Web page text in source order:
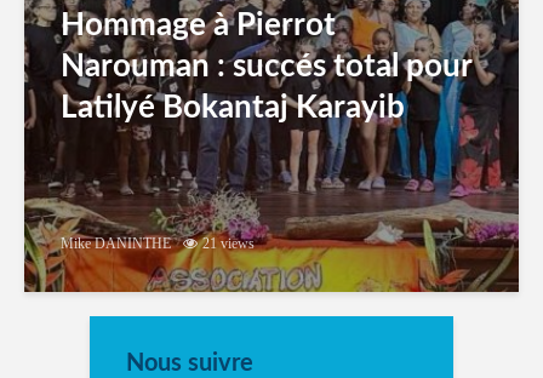
Hommage à Pierrot
Narouman : succés total pour
Latilyé Bokantaj Karayib
Mike DANINTHE 21 views
Nous suivre